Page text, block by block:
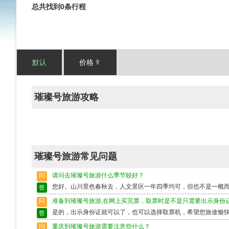
总共找到0条行程
默认 价格
璀璨号旅游攻略
璀璨号旅游常见问题
问
请问去璀璨号旅游什么季节较好？
答
您好。山川景色春秋去，人文景区一年四季均可，但也不是一概而
问
准备到璀璨号旅游,在网上买完票，取票时是不是只需要出示身份
答
是的，出示身份证就可以了，也可以选择取票机，希望您旅途愉
问
重庆到璀璨号旅游需要注意些什么？